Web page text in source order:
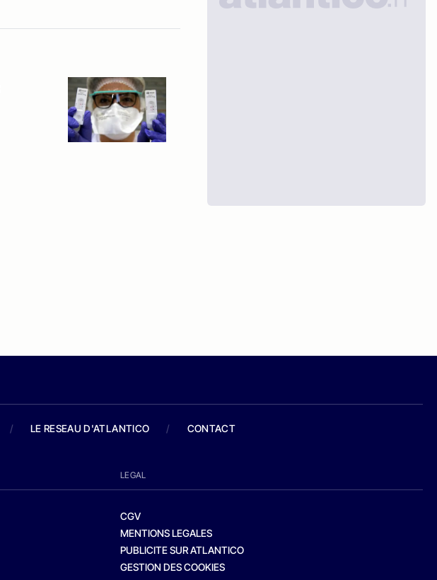
/ LE RESEAU D'ATLANTICO / CONTACT
LEGAL
CGV
MENTIONS LEGALES
PUBLICITE SUR ATLANTICO
GESTION DES COOKIES